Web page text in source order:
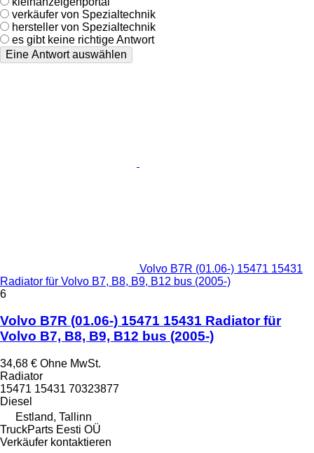
verkäufer von Spezialtechnik
hersteller von Spezialtechnik
es gibt keine richtige Antwort
Eine Antwort auswählen
Volvo B7R (01.06-) 15471 15431
Radiator für Volvo B7, B8, B9, B12 bus (2005-)
6
Volvo B7R (01.06-) 15471 15431 Radiator für
Volvo B7, B8, B9, B12 bus (2005-)
34,68 € Ohne MwSt.
Radiator
15471 15431 70323877
Diesel
Estland, Tallinn
TruckParts Eesti OÜ
Verkäufer kontaktieren